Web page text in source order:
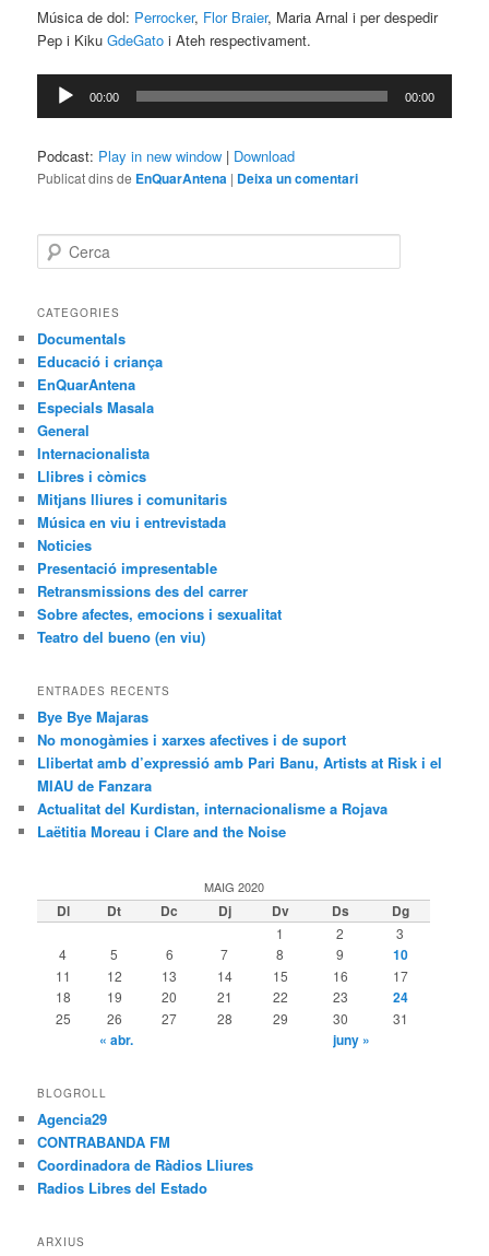
Música de dol: Perrocker, Flor Braier, Maria Arnal i per despedir
Pep i KikuGdeGato i Ateh respectivament.
Reproductor
d'àudio
00:00 00:00
Podcast: Play in new window | Download
Publicat dins de EnQuarAntena | Deixa un comentari
e
c
CATEGORIES
Documentals
Educació i criança
EnQuarAntena
Especials Masala
General
Internacionalista
Llibres i còmics
Mitjans lliures i comunitaris
Música en viu i entrevistada
Noticies
Presentació impresentable
Retransmissions des del carrer
Sobre afectes, emocions i sexualitat
Teatro del bueno (en viu)
ENTRADES RECENTS
Bye Bye Majaras
No monogàmies i xarxes afectives i de suport
Llibertat amb d’expressió amb Pari Banu, Artists at Risk i el
MIAU de Fanzara
Actualitat del Kurdistan, internacionalisme a Rojava
Laëtitia Moreau i Clare and the Noise
MAIG 2020
Dl Dt Dc Dj Dv Ds Dg
1 2
3
4
5 6 7 8 9 10
11 12 13 14 15 16
17
18
19 20 21 22 23 24
25 26 27 28 29 30 31
« abr. juny »
BLOGROLL
Agencia29
CONTRABANDA FM
Coordinadora de Ràdios Lliures
Radios Libres del Estado
ARXIUS